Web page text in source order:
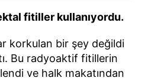
fitiller kullanıyordu.
korkulan bir şey değildi
Bu radyoaktif fitillerin
ve halk makatından